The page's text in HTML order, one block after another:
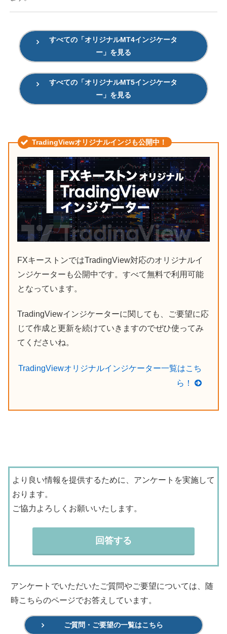
すべての「オリジナルMT4インジケータ
ー」を見る
すべての「オリジナルMT5インジケータ
ー」を見る
TradingViewオリジナルインジも公開中！
FXキーストンではTradingView対応のオリジナルイ
ンジケーターも公開中です。すべて無料で利用可能
となっています。
TradingViewインジケーターに関しても、ご要望に応
じて作成と更新を続けていきますのでぜひ使ってみ
てくださいね。
TradingViewオリジナルインジケーター一覧はこち
ら！
より良い情報を提供するために、アンケートを実施して
おります。
ご協力よろしくお願いいたします。
回答する
アンケートでいただいたご質問やご要望については、随
時こちらのページでお答えしています。
ご質問・ご要望の一覧はこちら